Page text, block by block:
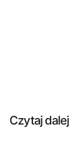
Czytaj dalej